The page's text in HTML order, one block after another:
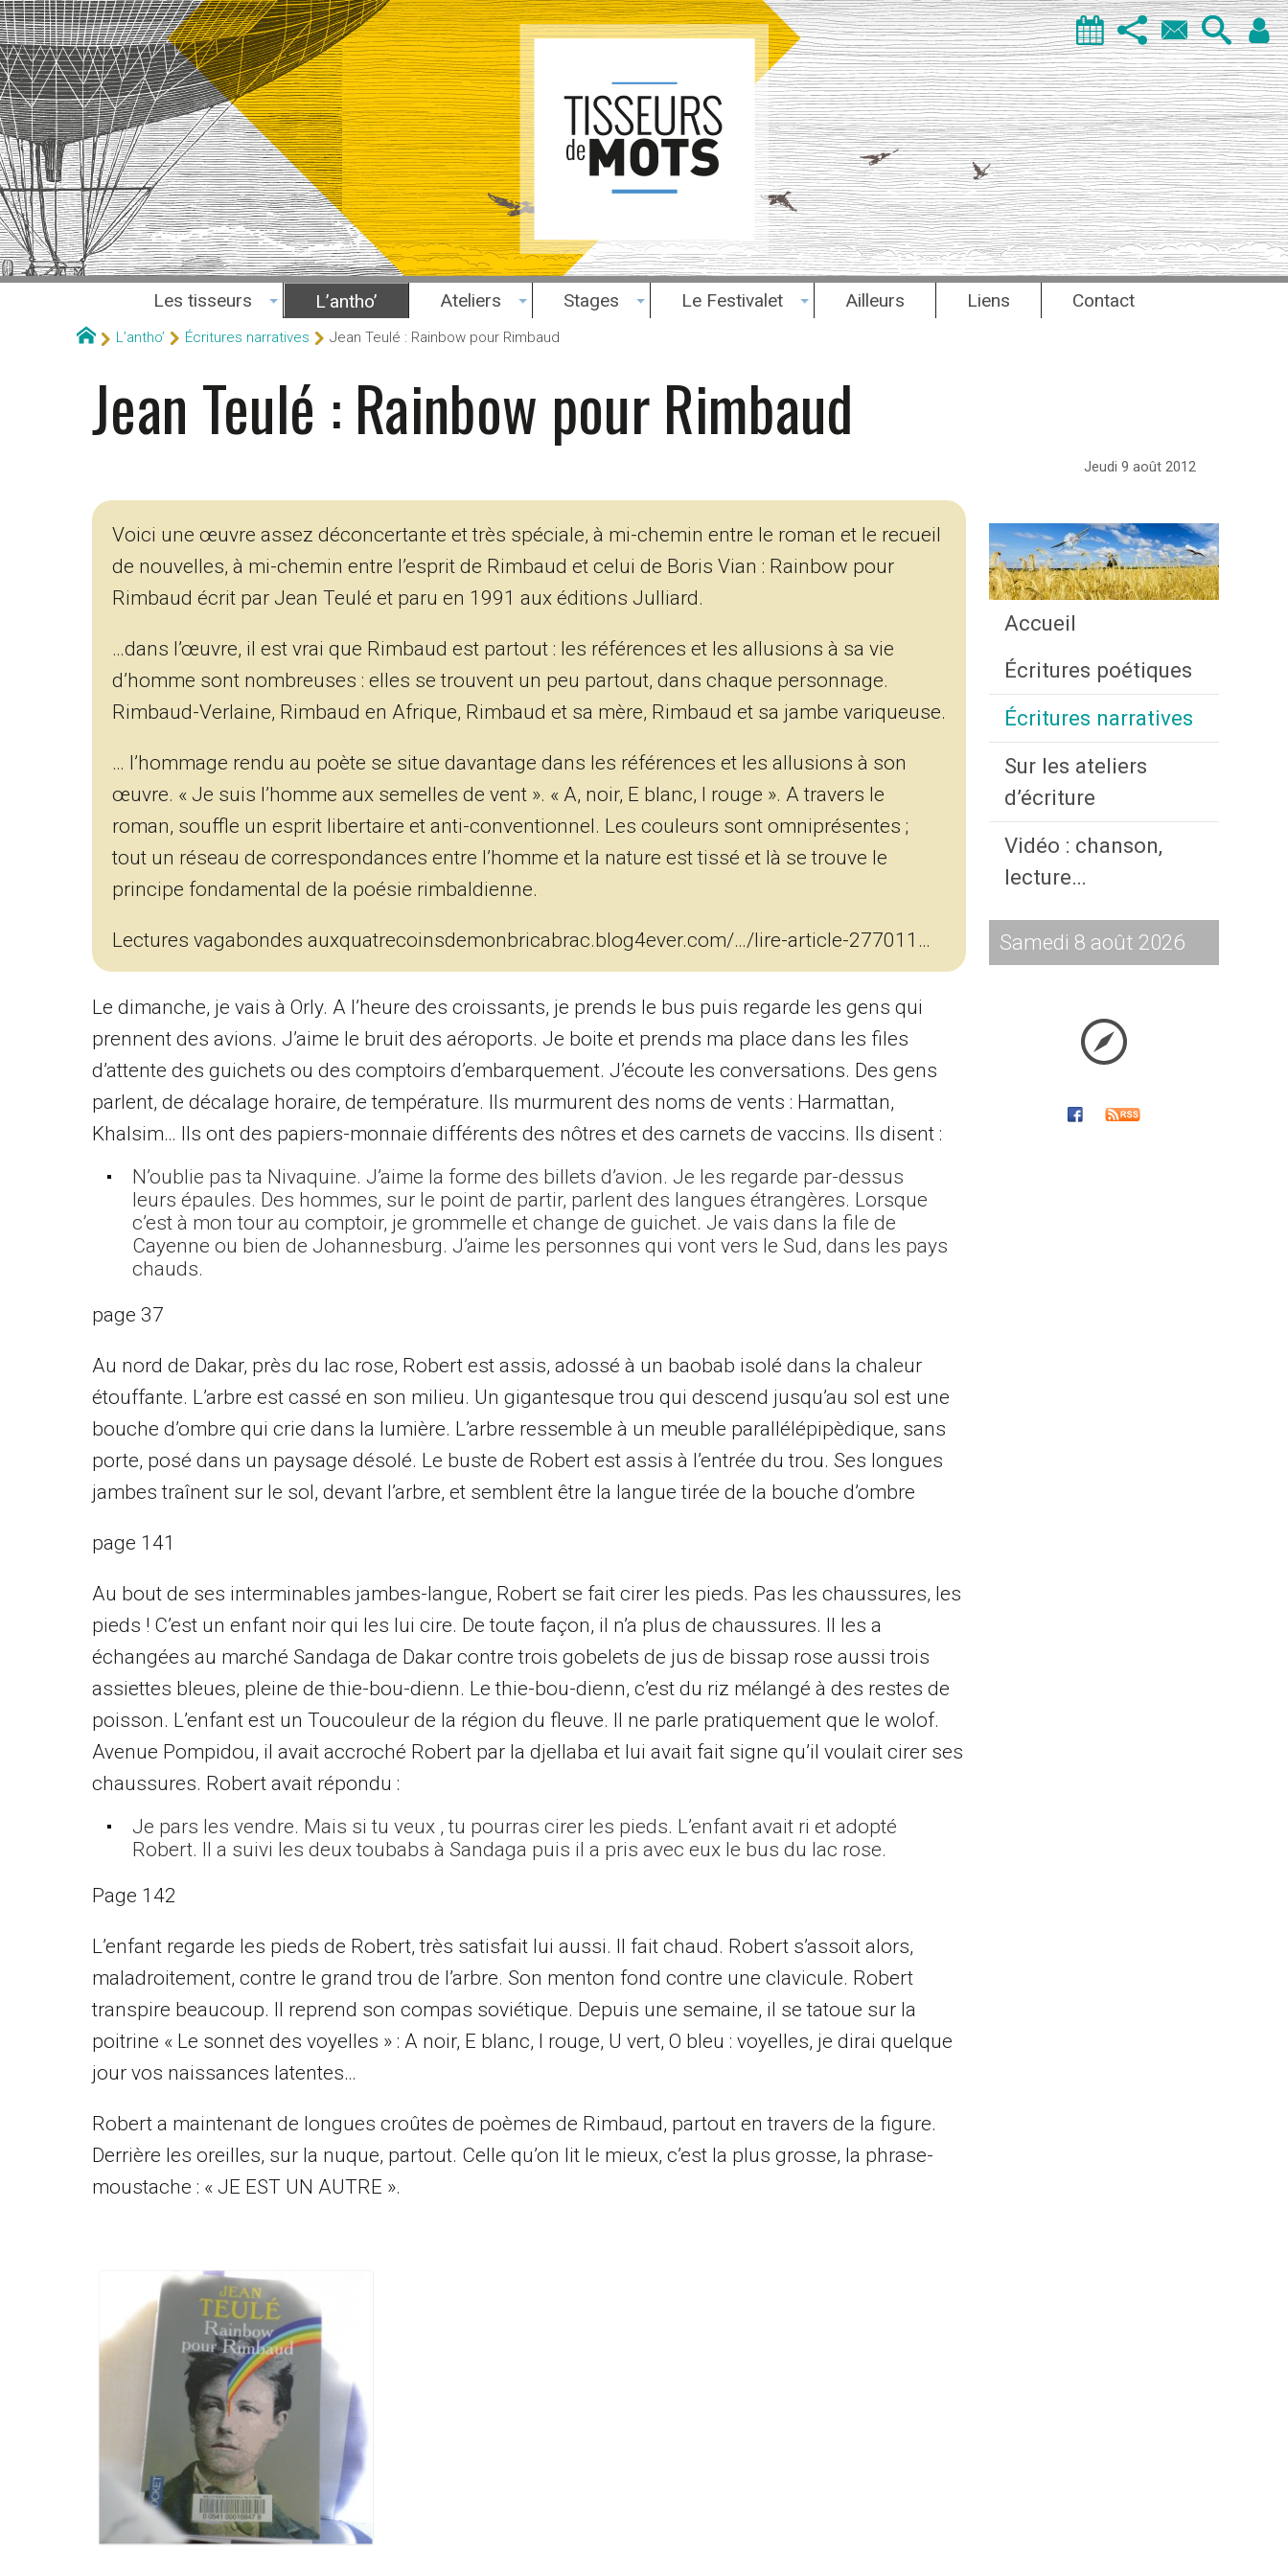
Les tisseurs L’antho’ Ateliers Stages Le Festivalet Ailleurs Liens Contact
L’antho’ Écritures narratives Jean Teulé : Rainbow pour Rimbaud
Jean Teulé : Rainbow pour Rimbaud
Jeudi 9 août 2012
Voici une œuvre assez déconcertante et très spéciale, à mi-chemin entre le roman et le recueil
de nouvelles, à mi-chemin entre l’esprit de Rimbaud et celui de Boris Vian : Rainbow pour
Rimbaud écrit par Jean Teulé et paru en 1991 aux éditions Julliard.
…dans l’œuvre, il est vrai que Rimbaud est partout : les références et les allusions à sa vie
d’homme sont nombreuses : elles se trouvent un peu partout, dans chaque personnage.
Rimbaud-Verlaine, Rimbaud en Afrique, Rimbaud et sa mère, Rimbaud et sa jambe variqueuse.
… l’hommage rendu au poète se situe davantage dans les références et les allusions à son
œuvre. « Je suis l’homme aux semelles de vent ». « A, noir, E blanc, I rouge ». A travers le
roman, souffle un esprit libertaire et anti-conventionnel. Les couleurs sont omniprésentes ;
tout un réseau de correspondances entre l’homme et la nature est tissé et là se trouve le
principe fondamental de la poésie rimbaldienne.
Lectures vagabondes auxquatrecoinsdemonbricabrac.blog4ever.com/…/lire-article-277011…
Le dimanche, je vais à Orly. A l’heure des croissants, je prends le bus puis regarde les gens qui
prennent des avions. J’aime le bruit des aéroports. Je boite et prends ma place dans les files
d’attente des guichets ou des comptoirs d’embarquement. J’écoute les conversations. Des gens
parlent, de décalage horaire, de température. Ils murmurent des noms de vents : Harmattan,
Khalsim… Ils ont des papiers-monnaie différents des nôtres et des carnets de vaccins. Ils disent :
N’oublie pas ta Nivaquine. J’aime la forme des billets d’avion. Je les regarde par-dessus
leurs épaules. Des hommes, sur le point de partir, parlent des langues étrangères. Lorsque
c’est à mon tour au comptoir, je grommelle et change de guichet. Je vais dans la file de
Cayenne ou bien de Johannesburg. J’aime les personnes qui vont vers le Sud, dans les pays
chauds.
page 37
Au nord de Dakar, près du lac rose, Robert est assis, adossé à un baobab isolé dans la chaleur
étouffante. L’arbre est cassé en son milieu. Un gigantesque trou qui descend jusqu’au sol est une
bouche d’ombre qui crie dans la lumière. L’arbre ressemble à un meuble parallélépipèdique, sans
porte, posé dans un paysage désolé. Le buste de Robert est assis à l’entrée du trou. Ses longues
jambes traînent sur le sol, devant l’arbre, et semblent être la langue tirée de la bouche d’ombre
page 141
Au bout de ses interminables jambes-langue, Robert se fait cirer les pieds. Pas les chaussures, les
pieds ! C’est un enfant noir qui les lui cire. De toute façon, il n’a plus de chaussures. Il les a
échangées au marché Sandaga de Dakar contre trois gobelets de jus de bissap rose aussi trois
assiettes bleues, pleine de thie-bou-dienn. Le thie-bou-dienn, c’est du riz mélangé à des restes de
poisson. L’enfant est un Toucouleur de la région du fleuve. Il ne parle pratiquement que le wolof.
Avenue Pompidou, il avait accroché Robert par la djellaba et lui avait fait signe qu’il voulait cirer ses
chaussures. Robert avait répondu :
Je pars les vendre. Mais si tu veux , tu pourras cirer les pieds. L’enfant avait ri et adopté
Robert. Il a suivi les deux toubabs à Sandaga puis il a pris avec eux le bus du lac rose.
Page 142
L’enfant regarde les pieds de Robert, très satisfait lui aussi. Il fait chaud. Robert s’assoit alors,
maladroitement, contre le grand trou de l’arbre. Son menton fond contre une clavicule. Robert
transpire beaucoup. Il reprend son compas soviétique. Depuis une semaine, il se tatoue sur la
poitrine « Le sonnet des voyelles » : A noir, E blanc, I rouge, U vert, O bleu : voyelles, je dirai quelque
jour vos naissances latentes…
Robert a maintenant de longues croûtes de poèmes de Rimbaud, partout en travers de la figure.
Derrière les oreilles, sur la nuque, partout. Celle qu’on lit le mieux, c’est la plus grosse, la phrase-
moustache : « JE EST UN AUTRE ».
Accueil
Écritures poétiques
Écritures narratives
Sur les ateliers
d’écriture
Vidéo : chanson,
lecture…
Samedi 8 août 2026